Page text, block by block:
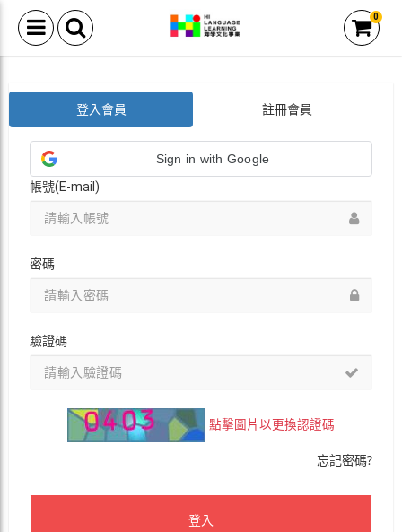
0
登入會員 註冊會員
Sign in with Google
帳號(E-mail)
密碼
驗證碼
點擊圖片以更換認證碼
忘記密碼?
登入